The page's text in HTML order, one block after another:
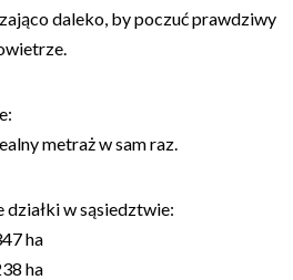
daleko, by poczuć prawdziwy
metraż w sam raz.
działki w sąsiedztwie:
ha
ha